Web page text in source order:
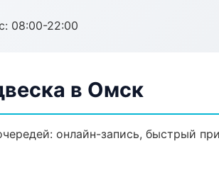
08:00-22:00
в Омск
онлайн-запись, быстрый